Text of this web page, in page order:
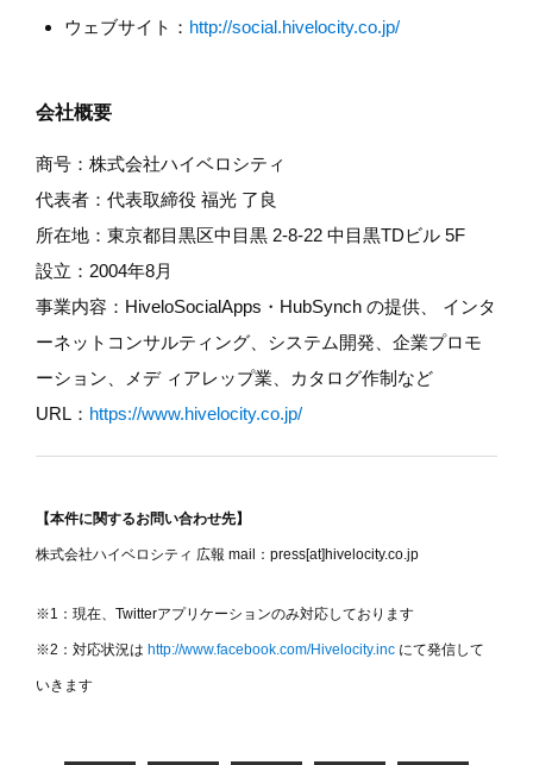
ウェブサイト： http://social.hivelocity.co.jp/
会社概要
商号：株式会社ハイベロシティ
代表者：代表取締役 福光 了良
所在地：東京都目黒区中目黒 2-8-22 中目黒TDビル 5F
設立：2004年8月
事業内容：HiveloSocialApps・HubSynch の提供、 インタ
ーネットコンサルティング、システム開発、企業プロモ
ーション、メデ ィアレップ業、カタログ作制など
URL： https://www.hivelocity.co.jp/
【本件に関するお問い合わせ先】
株式会社ハイベロシティ 広報 mail：press[at]hivelocity.co.jp
※1：現在、Twitterアプリケーションのみ対応しております
※2：対応状況は http://www.facebook.com/Hivelocity.inc にて発信して
いきます